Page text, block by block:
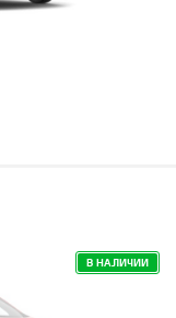
В НАЛИЧИИ